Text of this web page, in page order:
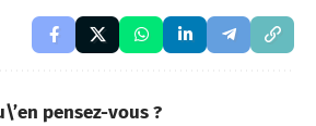
pensez-vous ?